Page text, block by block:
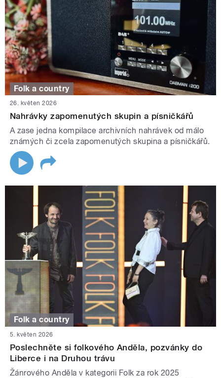
Folk a country
26. květen 2026
Nahrávky zapomenutých skupin a písničkářů
A zase jedna kompilace archivních nahrávek od málo
známých či zcela zapomenutých skupina a písničkářů.
Folk a country
5. květen 2026
Poslechněte si folkového Anděla, pozvánky do
Liberce i na Druhou trávu
Žánrového Anděla v kategorii Folk za rok 2025